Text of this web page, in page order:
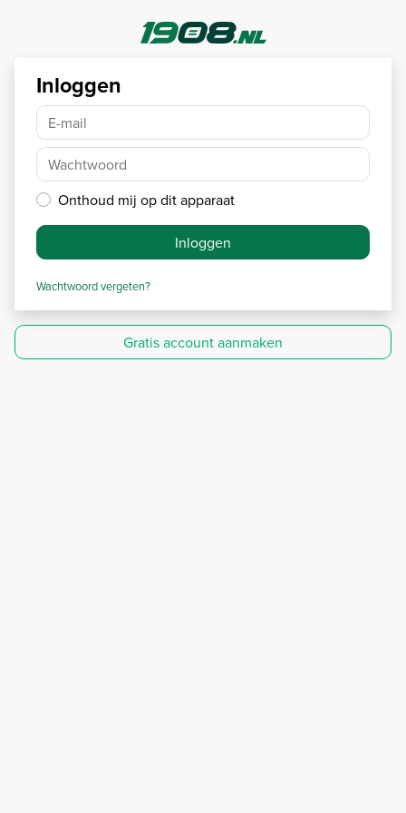
Inloggen
E-mail
Wachtwoord
Onthoud mij op dit apparaat
Inloggen
Wachtwoord vergeten?
Gratis account aanmaken